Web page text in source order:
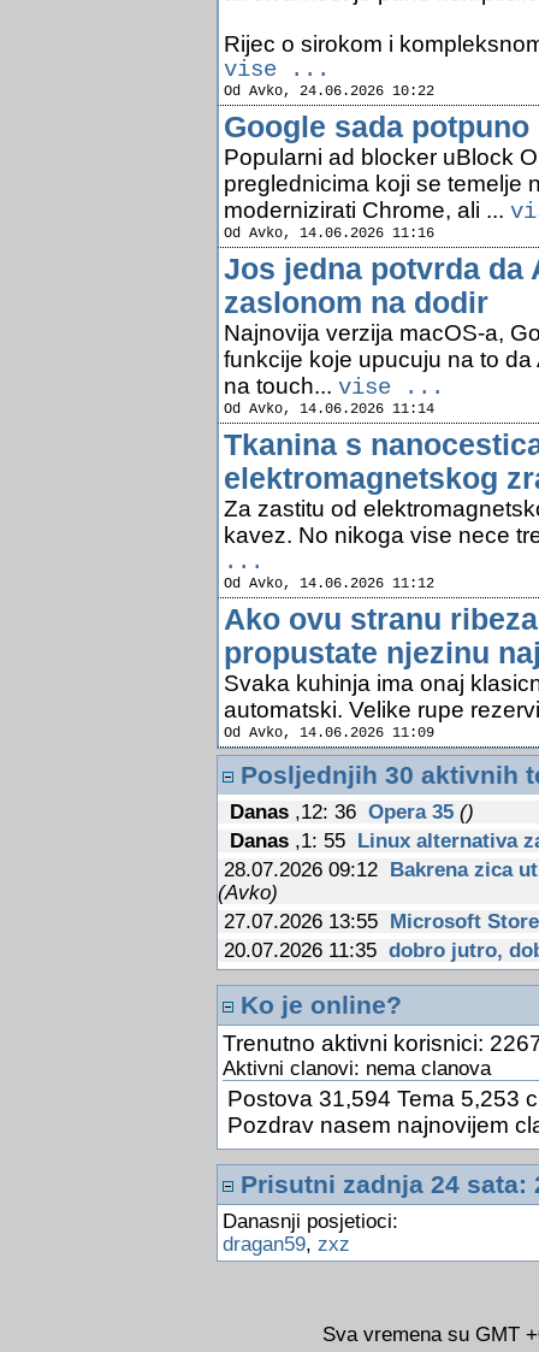
Rijec o sirokom i
vise ...
Od Avko, 24.06.2026 10:22
Google sada
Popularni ad blocker uBlock
preglednicima koji se temelje
modernizirati Chrome, ali ...
Od Avko, 14.06.2026 11:16
Jos jedna potvrda da
zaslonom na dodir
Najnovija verzija macOS-a,
funkcije koje upucuju na to
na touch... vise ...
Od Avko, 14.06.2026 11:14
Tkanina s
elektromagnetskog
Za zastitu od
kavez. No nikoga vise nece
...
Od Avko, 14.06.2026 11:12
Ako ovu stranu
propustate njezinu
Svaka kuhinja ima onaj
automatski. Velike rupe
Od Avko, 14.06.2026 11:09
Posljednjih 30 aktivnih
Danas ,12: 36 Opera 35 ()
Danas ,1: 55
Linux alternativa
28.07.2026 09:12
Bakrena zica
(Avko)
27.07.2026 13:55
Microsoft
20.07.2026 11:35 dobro jutro,
09.07.2026 12:31 Fiskalizacija u
03.07.2026 13:23
Google Drive
24.06.2026 10:31 Kineski
optickog racunalstva (Avko)
24.06.2026 10:26 AlterSend
24.06.2026 10:22 Sigurnost i
14.06.2026 11:16 Google sada
(Avko)
14.06.2026 11:14 Jos jedna
MacBooku sa zaslonom na dodir
14.06.2026 11:09 Ako ovu stranu
Ko je online?
Trenutno aktivni korisnici:
Aktivni clanovi: nema clanova
Postova 31,594 Tema 5,253
Pozdrav nasem najnovijem
Prisutni zadnja 24 sata:
Danasnji posjetioci:
dragan59, zxz
Sva vremena su GMT